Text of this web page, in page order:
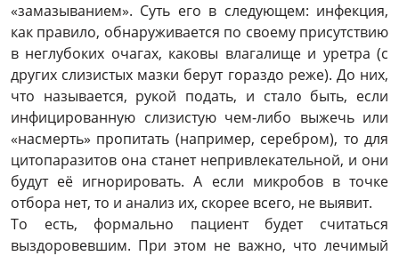
«замазыванием». Суть его в следующем: инфекция,
как правило, обнаруживается по своему присутствию
в неглубоких очагах, каковы влагалище и уретра (с
других слизистых мазки берут гораздо реже). До них,
что называется, рукой подать, и стало быть, если
инфицированную слизистую чем-либо выжечь или
«насмерть» пропитать (например, серебром), то для
цитопаразитов она станет непривлекательной, и они
будут её игнорировать. А если микробов в точке
отбора нет, то и анализ их, скорее всего, не выявит.
То есть, формально пациент будет считаться
выздоровевшим. При этом не важно, что лечимый